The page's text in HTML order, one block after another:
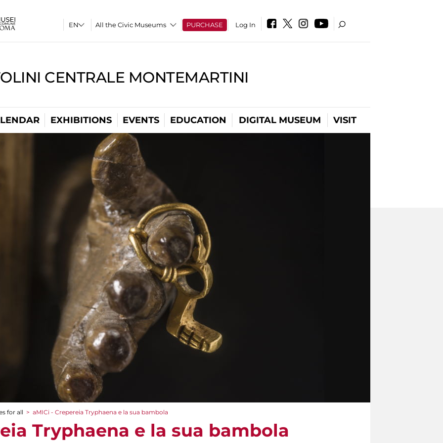
All the Civic Museums PURCHASE Log In
CENTRALE MONTEMARTINI
EXHIBITIONS EVENTS EDUCATION DIGITAL MUSEUM VISIT
for all > aMICi - Crepereia Tryphaena e la sua bambola
Tryphaena e la sua bambola